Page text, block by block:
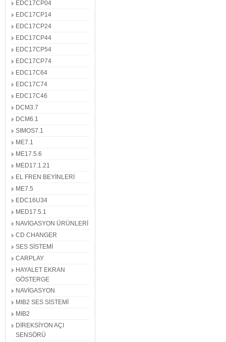
EDC17CP04
EDC17CP14
EDC17CP24
EDC17CP44
EDC17CP54
EDC17CP74
EDC17C64
EDC17C74
EDC17C46
DCM3.7
DCM6.1
SIMOS7.1
ME7.1
ME17.5.6
MED17.1.21
EL FREN BEYİNLERİ
ME7.5
EDC16U34
MED17.5.1
NAVİGASYON ÜRÜNLERİ
CD CHANGER
SES SİSTEMİ
CARPLAY
HAYALET EKRAN
GÖSTERGE
NAVİGASYON
MIB2 SES SİSTEMİ
MIB2
DİREKSİYON AÇI
SENSÖRÜ